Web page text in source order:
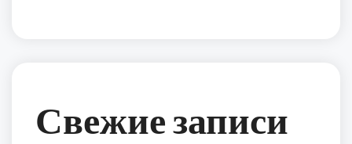
Свежие записи